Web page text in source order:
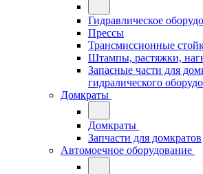
Гидравлическое
Прессы
Трансмиссионные
Штампы, растяжки,
Запасные части для
гидралического
Домкраты
Домкраты
Запчасти для домкратов
Автомоечное оборудование